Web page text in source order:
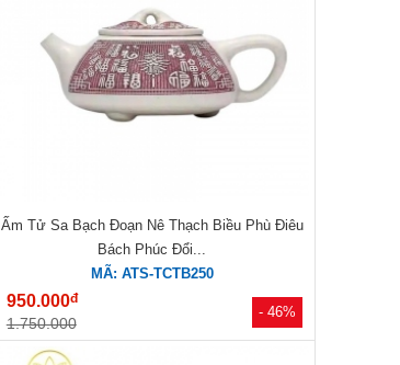
- 46%
Ấm Tử Sa Bạch Đoạn Nê Thạch Biều Phù Điêu
Bách Phúc Đổi...
MÃ: ATS-TCTB250
950.000đ
1.750.000